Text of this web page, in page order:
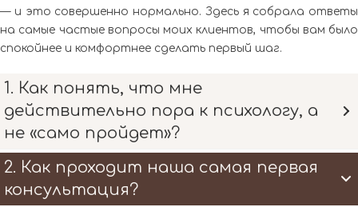
— и это совершенно нормально. Здесь я собрала ответы
на самые частые вопросы моих клиентов, чтобы вам было
спокойнее и комфортнее сделать первый шаг.
1. Как понять, что мне
действительно пора к психологу, а
не «само пройдет»?
2. Как проходит наша самая первая
консультация?